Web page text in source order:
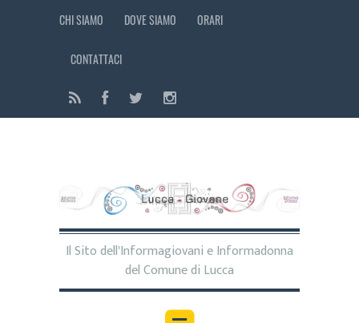
CHI SIAMO DOVE SIAMO ORARI
CONTATTACI
Il Sito dell'Informagiovani e Informadonna
del Comune di Lucca